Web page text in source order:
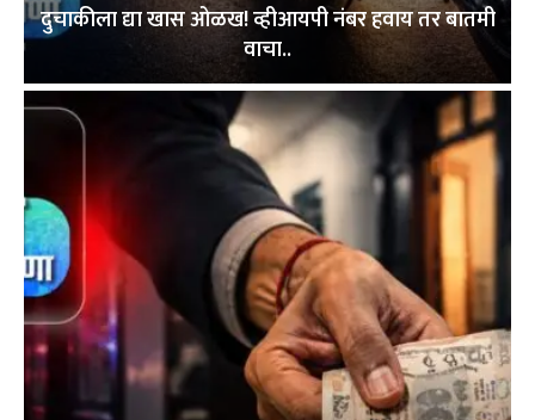
दुचाकीला द्या खास ओळख! व्हीआयपी नंबर हवाय तर बातमी
वाचा..